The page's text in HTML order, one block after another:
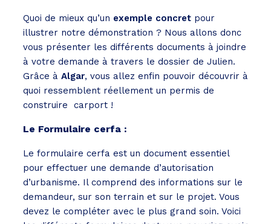
Quoi de mieux qu’un exemple concret pour
illustrer notre démonstration ? Nous allons donc
vous présenter les différents documents à joindre
à votre demande à travers le dossier de Julien.
Grâce à Algar, vous allez enfin pouvoir découvrir à
quoi ressemblent réellement un permis de
construire carport !
Le Formulaire cerfa :
Le formulaire cerfa est un document essentiel
pour effectuer une demande d’autorisation
d’urbanisme. Il comprend des informations sur le
demandeur, sur son terrain et sur le projet. Vous
devez le compléter avec le plus grand soin. Voici